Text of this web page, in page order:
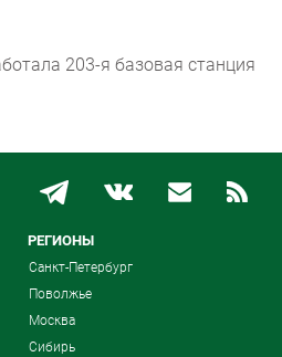
203-я базовая станция
РЕГИОНЫ
Санкт-Петербург
Поволжье
Москва
Сибирь